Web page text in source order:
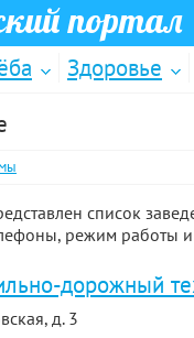
портал
Здоровье
список
режим работы
дорожный
д. 3